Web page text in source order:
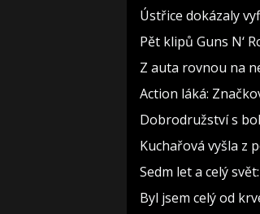
Ústřice dokázaly
Pět klipů Guns N‘
Z auta rovnou na
Action láká:
Dobrodružství s
Kuchařová vyšla z
Sedm let a celý
Byl jsem celý od